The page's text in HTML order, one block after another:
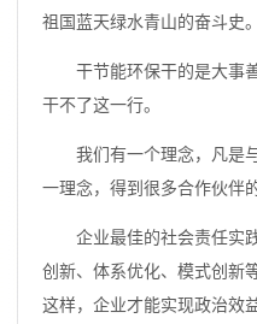
祖国蓝天绿水青山的奋斗史
干节能环保干的是大事
干不了这一行。
我们有一个理念，凡是
一理念，得到很多合作伙伴
企业最佳的社会责任实
创新、体系优化、模式创新
这样，企业才能实现政治效